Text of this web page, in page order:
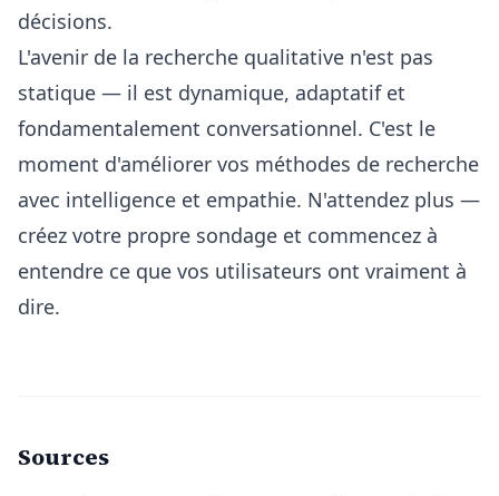
décisions.
L'avenir de la recherche qualitative n'est pas
statique — il est dynamique, adaptatif et
fondamentalement conversationnel. C'est le
moment d'améliorer vos méthodes de recherche
avec intelligence et empathie. N'attendez plus —
créez votre propre sondage et commencez à
entendre ce que vos utilisateurs ont vraiment à
dire.
Sources